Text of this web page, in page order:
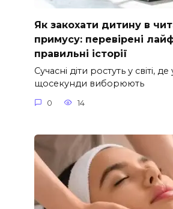
Як закохати дитину в
примусу: перевірені
правильні історії
Сучасні діти ростуть у світі, де
щосекунди виборюють
0 14